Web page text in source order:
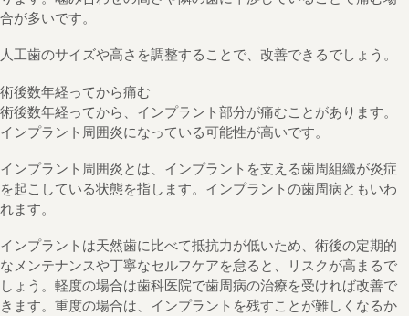
合が多いです。
人工歯のサイズや高さを調整することで、改善できるでしょう。
術後数年経ってから痛む
術後数年経ってから、インプラント部分が痛むことがあります。
インプラント周囲炎になっている可能性が高いです。
インプラント周囲炎とは、インプラントを支える歯周組織が炎症
を起こしている状態を指します。インプラントの歯周病ともいわ
れます。
インプラントは天然歯に比べて抵抗力が低いため、術後の定期的
なメンテナンスや丁寧なセルフケアを怠ると、リスクが高まるで
しょう。軽度の場合は歯科医院で歯周病の治療を受ければ改善で
きます。重度の場合は、インプラントを残すことが難しくなるか